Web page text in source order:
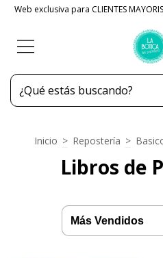
Web exclusiva para CLIENTES
Inicio > Repostería >
Libros de